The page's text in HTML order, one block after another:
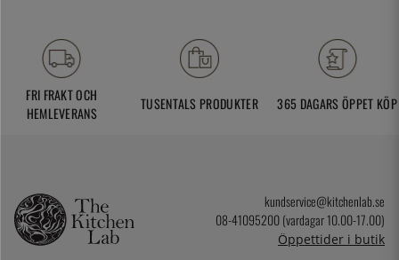
FRI FRAKT OCH
HEMLEVERANS
TUSENTALS PRODUKTER 365 DAGARS ÖPPET KÖP
kundservice@kitchenlab.se
08-41095200 (vardagar 10.00-17.00)
Öppettider i butik